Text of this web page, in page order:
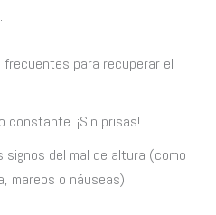
frecuentes para recuperar el
constante. ¡Sin prisas!
del mal de altura (como
mareos o náuseas)